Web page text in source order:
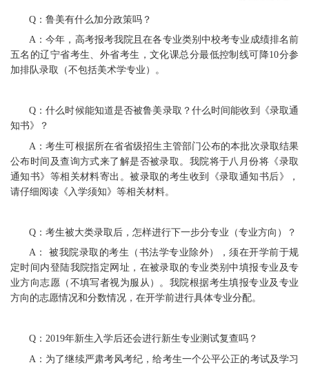
Q：鲁美有什么加分政策吗？
A：今年，高考报考我院且在各专业类别中校考专业成绩排名前
五名的辽宁省考生、外省考生，文化课总分最低控制线可降10分参
加排队录取（不包括美术学专业）。
Q：什么时候能知道是否被鲁美录取？什么时间能收到《录取通
知书》？
A：考生可根据所在省省级招生主管部门公布的本批次录取结果
公布时间及查询方式来了解是否被录取。我院将于八月份将《录取
通知书》等相关材料寄出。被录取的考生收到《录取通知书后》，
请仔细阅读《入学须知》等相关材料。
Q：考生被大类录取后，怎样进行下一步分专业（专业方向）？
A： 被我院录取的考生（书法学专业除外），须在开学前于规
定时间内登陆我院指定网址，在被录取的专业类别中填报专业及专
业方向志愿（不填写者视为服从）。我院根据考生填报专业及专业
方向的志愿情况和分数情况，在开学前进行具体专业分配。
Q：2019年新生入学后还会进行新生专业测试复查吗？
A：为了继续严肃考风考纪，给考生一个公平公正的考试及学习